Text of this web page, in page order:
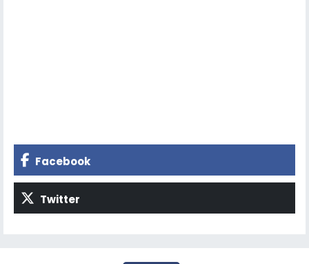
Facebook
Twitter